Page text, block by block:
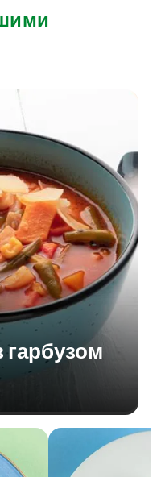
гарбузом